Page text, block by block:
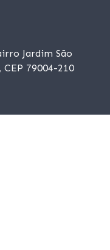
Jardim São
79004-210